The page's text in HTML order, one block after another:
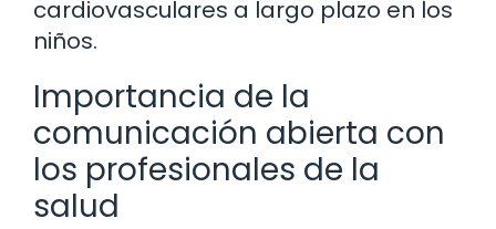
cardiovasculares a largo plazo en los
niños.
Importancia de la
comunicación abierta con
los profesionales de la
salud